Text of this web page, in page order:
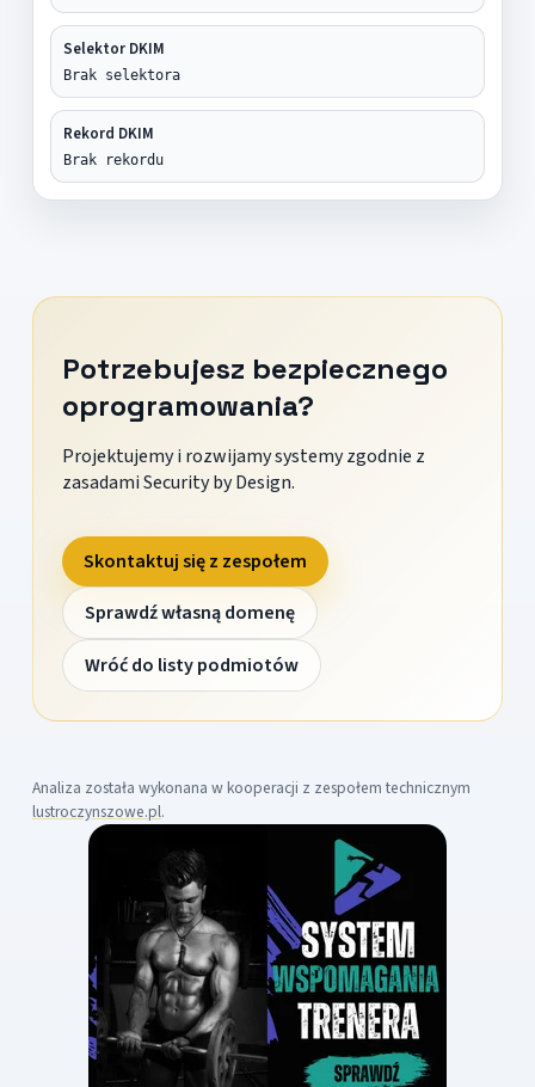
Selektor DKIM
Brak selektora
Rekord DKIM
Brak rekordu
Potrzebujesz bezpiecznego
oprogramowania?
Projektujemy i rozwijamy systemy zgodnie z
zasadami Security by Design.
Skontaktuj się z zespołem
Sprawdź własną domenę
Wróć do listy podmiotów
Analiza została wykonana w kooperacji z zespołem technicznym
lustroczynszowe.pl.